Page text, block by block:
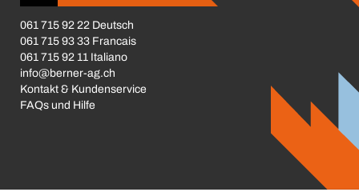
061 715 92 22 Deutsch
061 715 93 33 Francais
061 715 92 11 Italiano
info@berner-ag.ch
Kontakt & Kundenservice
FAQs und Hilfe